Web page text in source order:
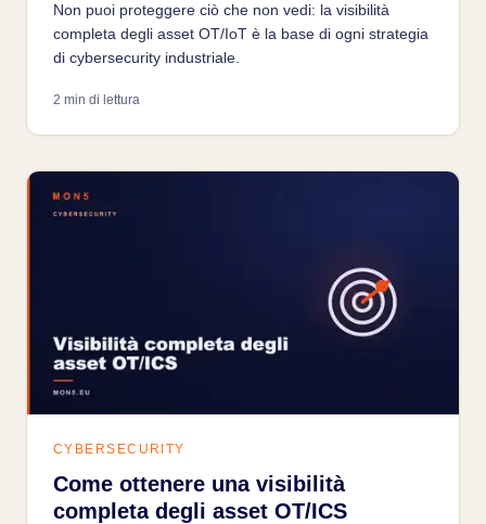
Non puoi proteggere ciò che non vedi: la visibilità
completa degli asset OT/IoT è la base di ogni strategia
di cybersecurity industriale.
2 min di lettura
CYBERSECURITY
Come ottenere una visibilità
completa degli asset OT/ICS